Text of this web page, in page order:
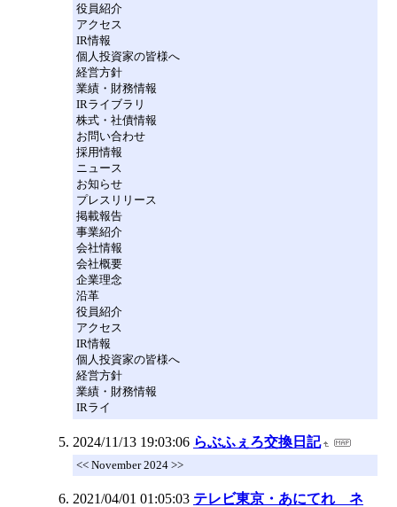
役員紹介
アクセス
IR情報
個人投資家の皆様へ
経営方針
業績・財務情報
IRライブラリ
株式・社債情報
お問い合わせ
採用情報
ニュース
お知らせ
プレスリリース
掲載報告
事業紹介
会社情報
会社概要
企業理念
沿革
役員紹介
アクセス
IR情報
個人投資家の皆様へ
経営方針
業績・財務情報
IRライ
2024/11/13 19:03:06 らぶふぇろ交換日記
<< November 2024 >>
2021/04/01 01:05:03 テレビ東京・あにてれ ネ